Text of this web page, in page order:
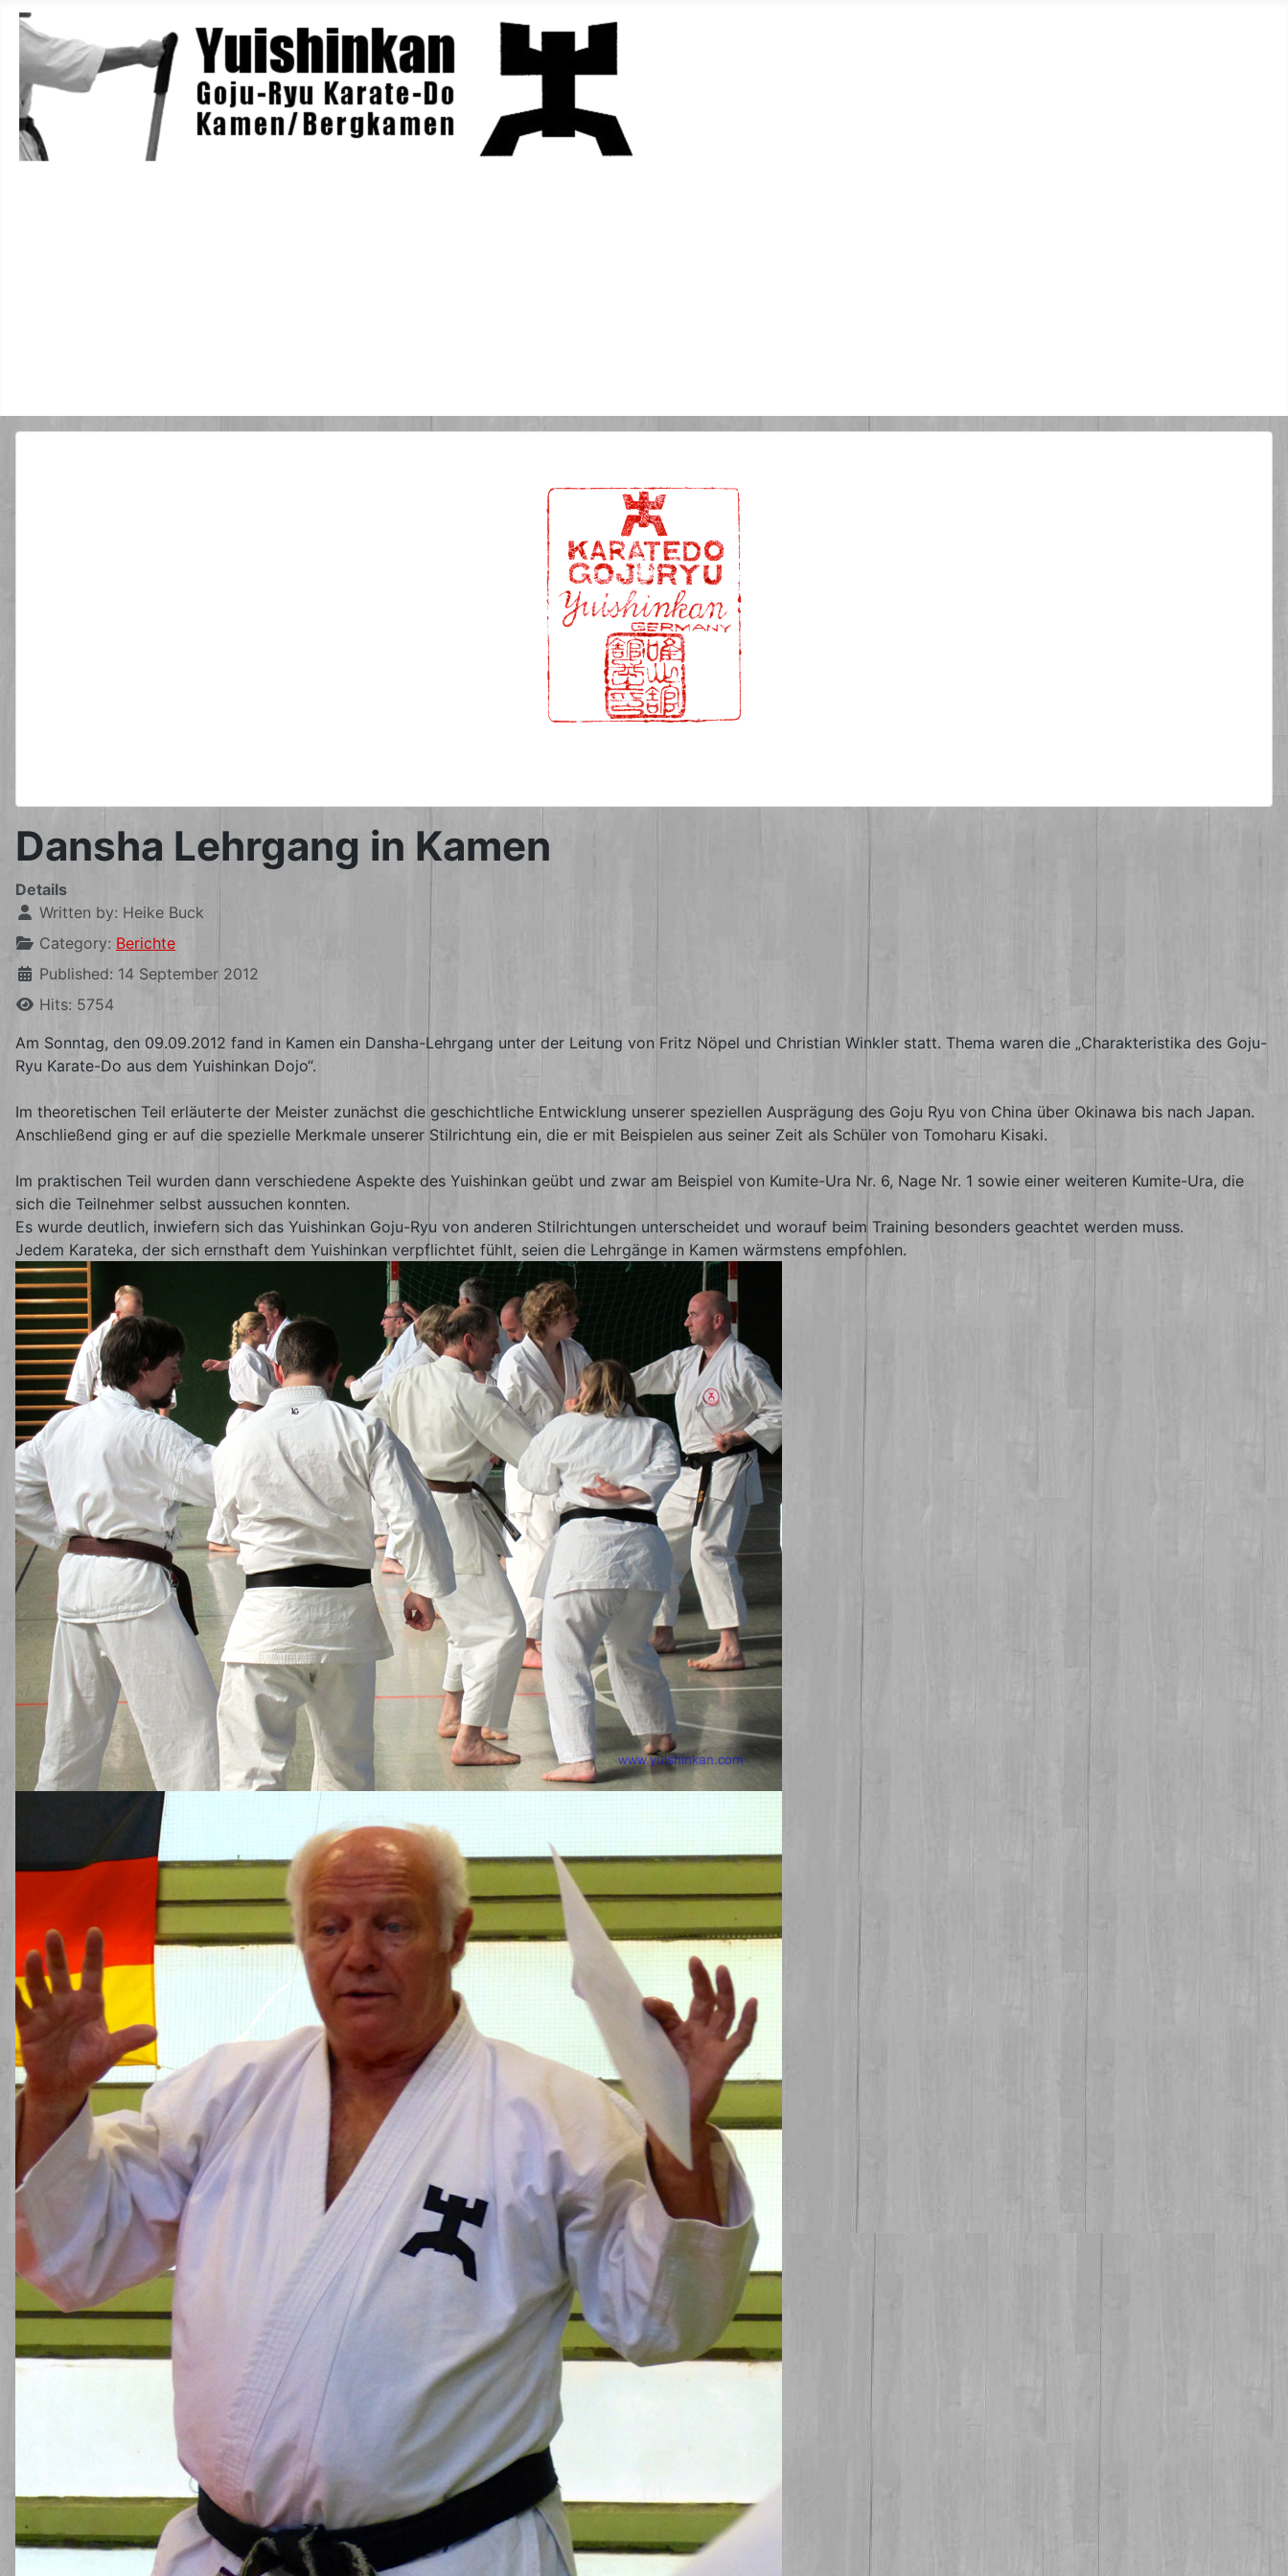
Dansha Lehrgang in Kamen
Details
Written by: Heike Buck
Category: Berichte
Published: 14 September 2012
Hits: 5754
Am Sonntag, den 09.09.2012 fand in Kamen ein Dansha-Lehrgang unter der Leitung von Fritz Nöpel und Christian Winkler statt. Thema waren die „Charakteristika des Goju-
Ryu Karate-Do aus dem Yuishinkan Dojo“.
Im theoretischen Teil erläuterte der Meister zunächst die geschichtliche Entwicklung unserer speziellen Ausprägung des Goju Ryu von China über Okinawa bis nach Japan.
Anschließend ging er auf die spezielle Merkmale unserer Stilrichtung ein, die er mit Beispielen aus seiner Zeit als Schüler von Tomoharu Kisaki.
Im praktischen Teil wurden dann verschiedene Aspekte des Yuishinkan geübt und zwar am Beispiel von Kumite-Ura Nr. 6, Nage Nr. 1 sowie einer weiteren Kumite-Ura, die
sich die Teilnehmer selbst aussuchen konnten.
Es wurde deutlich, inwiefern sich das Yuishinkan Goju-Ryu von anderen Stilrichtungen unterscheidet und worauf beim Training besonders geachtet werden muss.
Jedem Karateka, der sich ernsthaft dem Yuishinkan verpflichtet fühlt, seien die Lehrgänge in Kamen wärmstens empfohlen.